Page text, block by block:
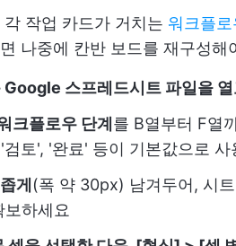
각 작업 카드가 거치는 워크플
나중에 칸반 보드를 재구성
Google 스프레드시트 파일을
크플로우 단계 를 B열부터 F열
검토', '완료' 등이 기본값으로 사
게 (폭 약 30px) 남겨두어, 시
보하세요